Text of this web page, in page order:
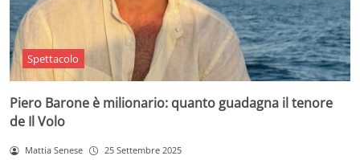
Spettacolo
Piero Barone è milionario: quanto guadagna il tenore
de Il Volo
Mattia Senese 25 Settembre 2025